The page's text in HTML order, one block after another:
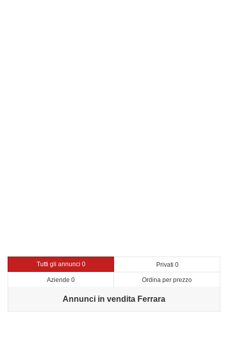
Tutti gli annunci 0 Privati 0
Aziende 0 Ordina per prezzo
Annunci in vendita Ferrara